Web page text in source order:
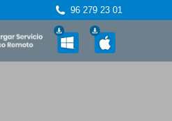
96 279 23 01